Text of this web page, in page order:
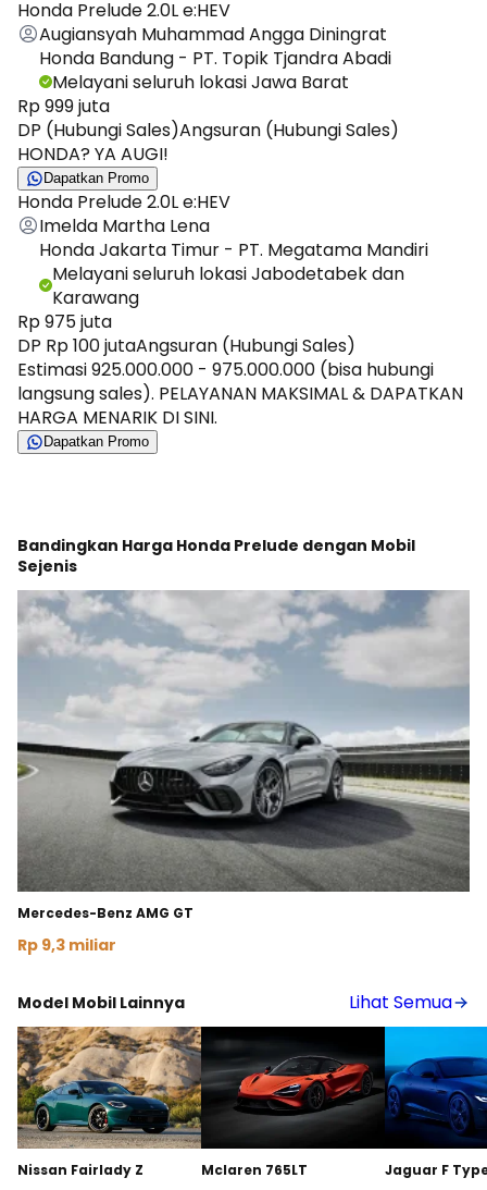
Honda Prelude 2.0L e:HEV
Augiansyah Muhammad Angga Diningrat
Honda Bandung - PT. Topik Tjandra Abadi
Melayani seluruh lokasi Jawa Barat
Rp 999 juta
DP (Hubungi Sales)Angsuran (Hubungi Sales)
HONDA? YA AUGI!
Dapatkan Promo
Honda Prelude 2.0L e:HEV
Imelda Martha Lena
Honda Jakarta Timur - PT. Megatama Mandiri
Melayani seluruh lokasi Jabodetabek dan
Karawang
Rp 975 juta
DP Rp 100 jutaAngsuran (Hubungi Sales)
Estimasi 925.000.000 - 975.000.000 (bisa hubungi
langsung sales). PELAYANAN MAKSIMAL & DAPATKAN
HARGA MENARIK DI SINI.
Dapatkan Promo
Bandingkan Harga Honda Prelude dengan Mobil
Sejenis
Mercedes-Benz AMG GT
Rp 9,3 miliar
Model Mobil Lainnya Lihat Semua
Nissan Fairlady Z Mclaren 765LT Jaguar F